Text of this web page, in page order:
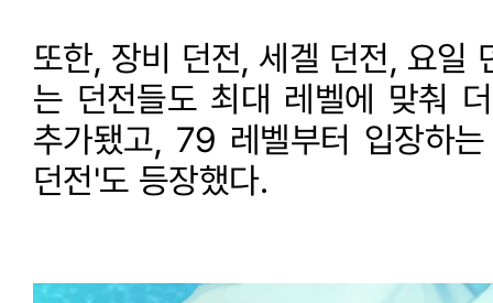
또한, 장비 던전, 세겔 던전, 요일
는 던전들도 최대 레벨에 맞춰
추가됐고, 79 레벨부터 입장하
던전'도 등장했다.